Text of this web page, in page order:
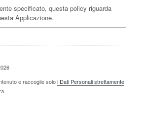
specificato, questa policy riguarda
Applicazione.
e raccoglie soloi Dati Personali strettamente